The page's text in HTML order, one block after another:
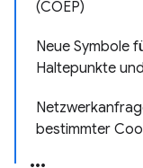
(COEP)
Neue Symbole
Haltepunkte
bestimmter